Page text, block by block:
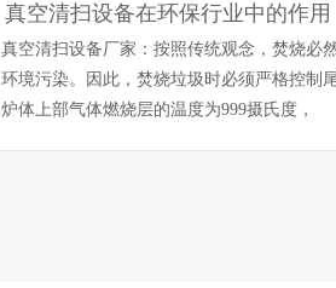
真空清扫设备在环保行业中的作用
真空清扫设备厂家：按照传统观念，焚烧必
环境污染。因此，焚烧垃圾时必须严格控制
炉体上部气体燃烧层的温度为999摄氏度，